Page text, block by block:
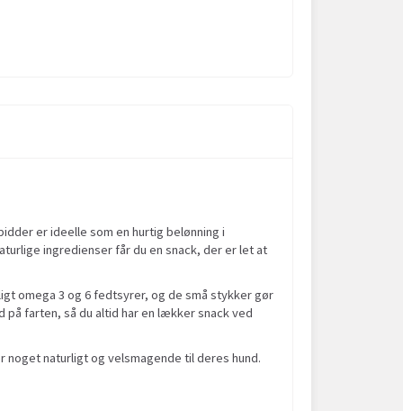
er ideelle som en hurtig belønning i
ingredienser får du en snack, der er let at
omega 3 og 6 fedtsyrer, og de små stykker gør
farten, så du altid har en lækker snack ved
noget naturligt og velsmagende til deres hund.